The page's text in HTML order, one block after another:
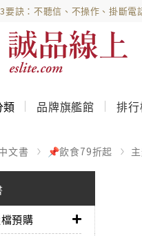
要訣：不聽信、不操作、掛斷電
類 品牌旗艦館 排
文書 📌飲食79折起
預購